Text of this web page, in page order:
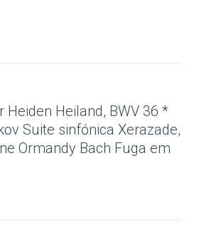
Heiland, BWV 36 *
Suite sinfónica Xerazade,
Ormandy Bach Fuga em